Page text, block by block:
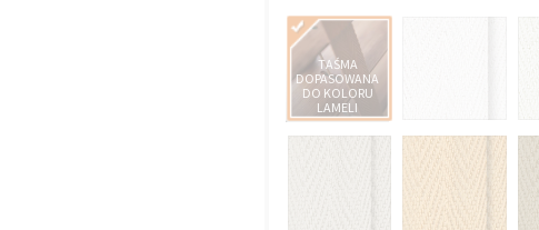
TAŚMA
DOPASOWANA
DO KOLORU
LAMELI